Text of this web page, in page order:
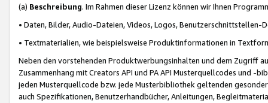
(a) Beschreibung. Im Rahmen dieser Lizenz können wir Ihnen
• Daten, Bilder, Audio-Dateien, Videos, Logos, Benutzerschnittstellen-
• Textmaterialien, wie beispielsweise Produktinformationen in
Neben den vorstehenden Produktwerbungsinhalten und dem Zugriff
Zusammenhang mit Creators API und PA API Musterquellcodes und
jeden Musterquellcode bzw. jede Musterbibliothek geltenden
auch Spezifikationen, Benutzerhandbücher, Anleitungen,